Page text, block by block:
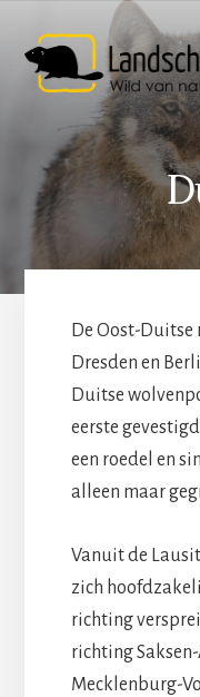
content
De Oost-Duitse
Dresden en
Duitse
eerste
een roedel en
alleen maar
Vanuit de
zich
richting
richting
Mecklenburg-